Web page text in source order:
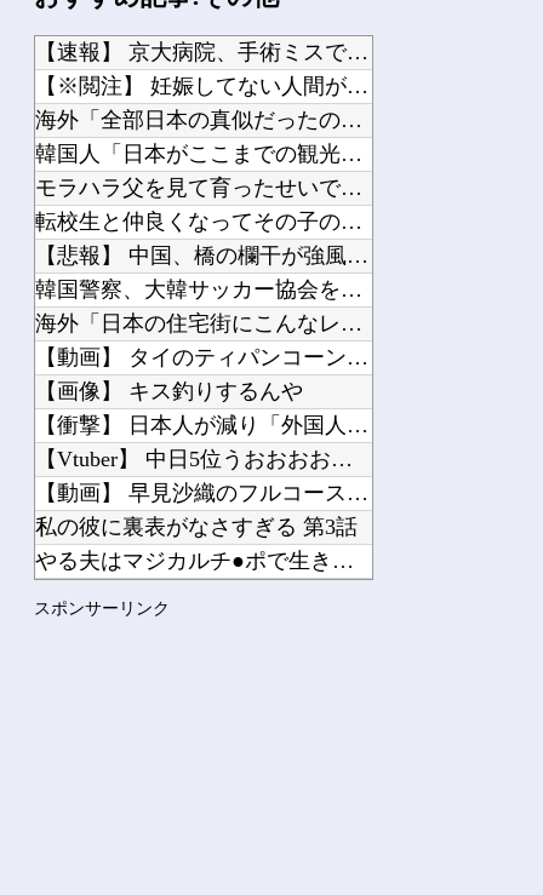
2026年夏アニメの感想を書き込むスレ
【ウルトラマン】 中国のファンが作ったウルトラ問題児一覧ｗｗｗｗｗ
【ダークギャザリング】 人格者たちか？
Powered by livedoor 相互RSS
【速報】 京大病院、手術ミスで『正常な脳』を摘出 → 患者は...
【※閲注】 妊娠してない人間が出産すると『コレ』が出てくるら...
海外「全部日本の真似だったのか…」 日本の普通のテレビ番組が...
韓国人「日本がここまでの観光大国に発展した本当の理由がこちら...
モラハラ父を見て育ったせいで結婚に希望が持てない私。それなの...
転校生と仲良くなってその子の家に遊びに行ったら私が小さい頃に...
【悲報】 中国、橋の欄干が強風一発で粉々に 鉄筋ゼロ 当局「...
韓国警察、大韓サッカー協会を家宅捜索 代表監督選考巡り
海外「日本の住宅街にこんなレ●プ魔が潜んでるとかマジかよ…さ...
【動画】 タイのティパンコーン王子が日本人女性とデートか？
【画像】 キス釣りするんや
【衝撃】 日本人が減り「外国人が増えた」市区町村ランキング…...
【Vtuber】 中日5位うおおおおおおおおおおおおおおおお
【動画】 早見沙織のフルコースが楽しめるアニメ発見されるｗｗ...
私の彼に裏表がなさすぎる 第3話
やる夫はマジカルチ●ポで生き抜かないといけないようです 小話...
スポンサーリンク